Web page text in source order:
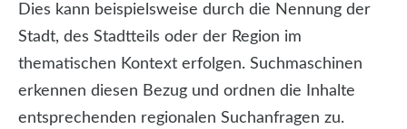
Dies kann beispielsweise durch die Nennung der
Stadt, des Stadtteils oder der Region im
thematischen Kontext erfolgen. Suchmaschinen
erkennen diesen Bezug und ordnen die Inhalte
entsprechenden regionalen Suchanfragen zu.